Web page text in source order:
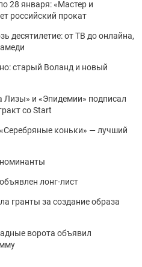
28 января: «Мастер и
российский прокат
десятилетие: от ТВ до онлайна,
старый Воланд и новый
Лизы» и «Эпидемии» подписал
со Start
коньки» — лучший
лонг-лист
гранты за создание образа
ворота объявил